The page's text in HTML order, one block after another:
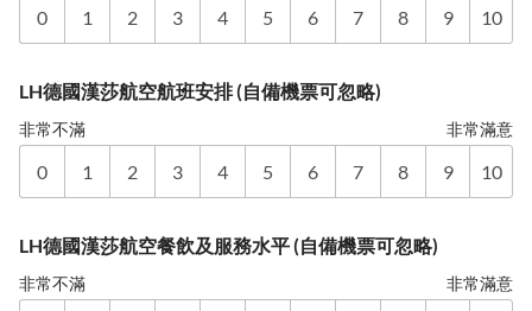
0 1 2 3 4 5 6 7 8 9 10
LH德國漢莎航空航班安排 (自備機票可忽略)
非常不滿 非常滿意
0 1 2 3 4 5 6 7 8 9 10
LH德國漢莎航空餐飲及服務水平 (自備機票可忽略)
非常不滿 非常滿意